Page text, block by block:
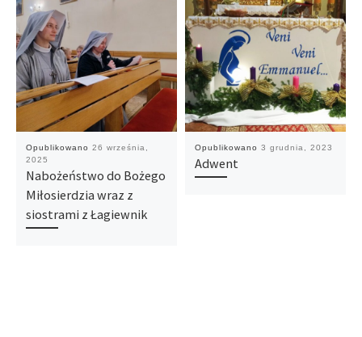
Opublikowano 26 września,
2025
Nabożeństwo do Bożego
Miłosierdzia wraz z
siostrami z Łagiewnik
Opublikowano 3 grudnia, 2023
Adwent